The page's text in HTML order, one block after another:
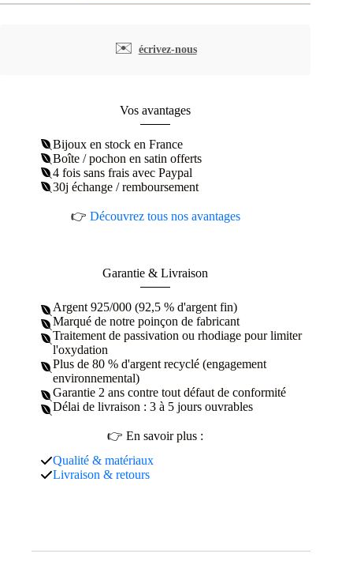
✉️ écrivez-nous
Vos avantages
Bijoux en stock en France
Boîte / pochon en satin offerts
4 fois sans frais avec Paypal
30j échange / remboursement
👉 Découvrez tous nos avantages
Garantie & Livraison
Argent 925/000 (92,5 % d'argent fin)
Marqué de notre poinçon de fabricant
Traitement de passivation ou rhodiage pour limiter
l'oxydation
Plus de 80 % d'argent recyclé (engagement
environnemental)
Garantie 2 ans contre tout défaut de conformité
Délai de livraison : 3 à 5 jours ouvrables
👉 En savoir plus :
Qualité & matériaux
Livraison & retours